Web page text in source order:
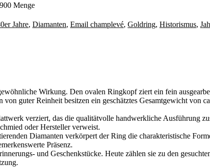
Menge
Jahre, Diamanten, Email champlevé, Goldring, Historismus,
Wirkung. Den ovalen Ringkopf ziert ein fein
guter Reinheit besitzen ein geschätztes Gesamtgewicht von
verziert, das die qualitätvolle handwerkliche Ausführung
oder Hersteller verweist.
Diamanten verkörpert der Ring die charakteristische
Präsenz.
und Geschenkstücke. Heute zählen sie zu den